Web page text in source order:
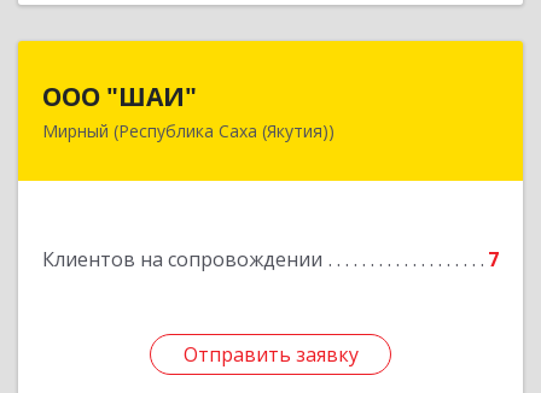
ООО "ШАИ"
Мирный (Республика Саха (Якутия))
Клиентов на сопровождении 7
Отправить заявку
678175, Республика Саха (Якутия), у.
Подробнее
Отправить заявку